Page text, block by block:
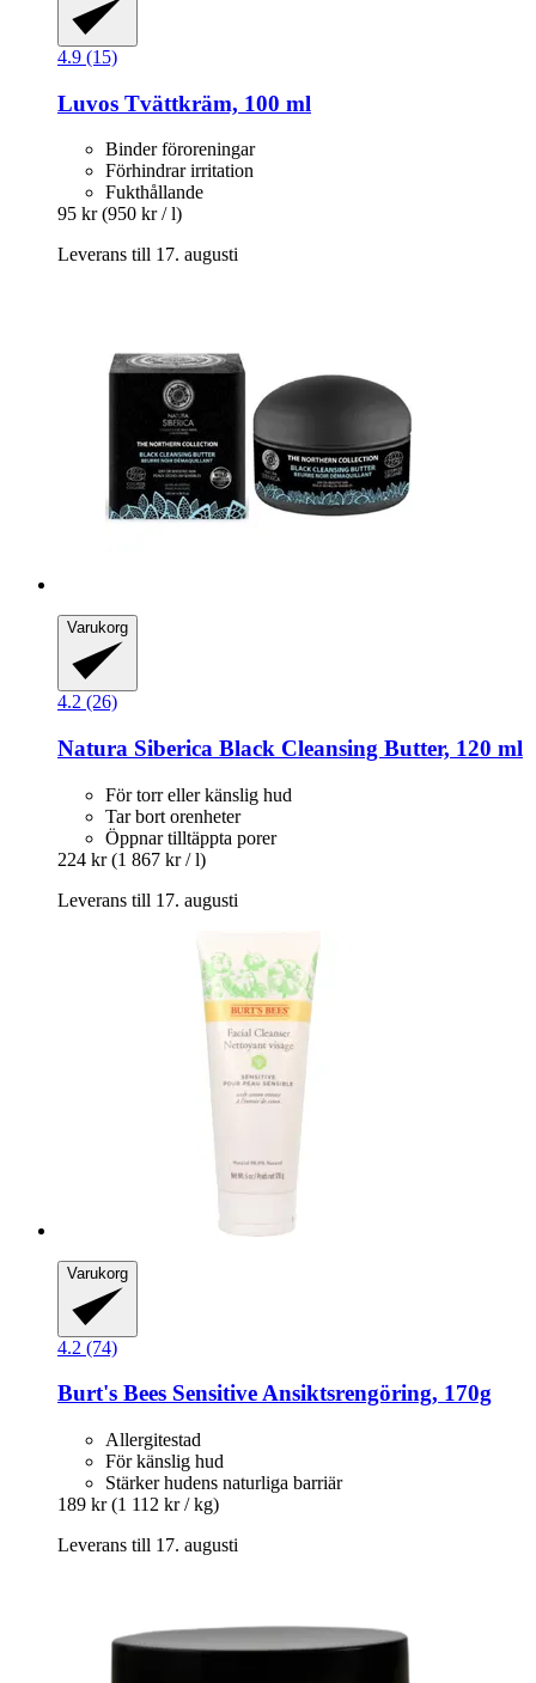
4.9 (15)
Luvos Tvättkräm, 100 ml
Binder föroreningar
Förhindrar irritation
Fukthållande
95 kr (950 kr / l)
Leverans till 17. augusti
Varukorg
4.2 (26)
Natura Siberica Black Cleansing Butter, 120 ml
För torr eller känslig hud
Tar bort orenheter
Öppnar tilltäppta porer
224 kr (1 867 kr / l)
Leverans till 17. augusti
Varukorg
4.2 (74)
Burt's Bees Sensitive Ansiktsrengöring, 170g
Allergitestad
För känslig hud
Stärker hudens naturliga barriär
189 kr (1 112 kr / kg)
Leverans till 17. augusti